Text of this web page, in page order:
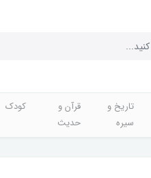
تاریخ و
سیره
قرآن و
حدیث
کودک